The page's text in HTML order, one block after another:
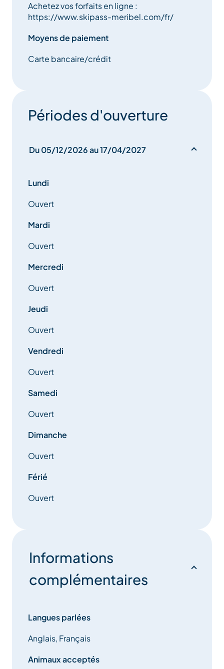
Achetez vos forfaits en ligne :
https://www.skipass-meribel.com/fr/
Moyens de paiement
Carte bancaire/crédit
Périodes d'ouverture
Du 05/12/2026 au 17/04/2027
Lundi
Ouvert
Mardi
Ouvert
Mercredi
Ouvert
Jeudi
Ouvert
Vendredi
Ouvert
Samedi
Ouvert
Dimanche
Ouvert
Férié
Ouvert
Informations
complémentaires
Langues parlées
Anglais, Français
Animaux acceptés